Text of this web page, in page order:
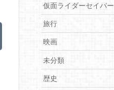
仮面ライダーセイバー
旅行
映画
未分類
歴史